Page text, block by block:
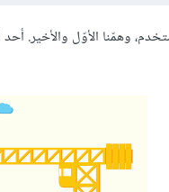
وهمّنا الأوّل والأخير.